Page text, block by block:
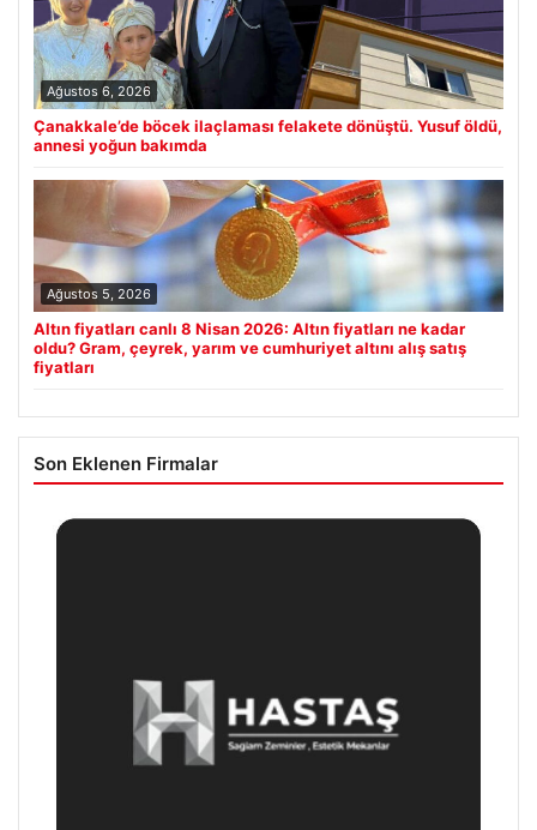
Ağustos 6, 2026
Çanakkale’de böcek ilaçlaması felakete dönüştü. Yusuf öldü,
annesi yoğun bakımda
Ağustos 5, 2026
Altın fiyatları canlı 8 Nisan 2026: Altın fiyatları ne kadar
oldu? Gram, çeyrek, yarım ve cumhuriyet altını alış satış
fiyatları
Son Eklenen Firmalar